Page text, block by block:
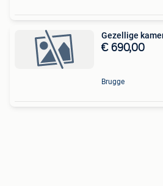
Gezellige
€ 690,00
Brugge